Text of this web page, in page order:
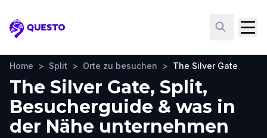
Questo
Home > Split > Orte zu besuchen > The Silver Gate
The Silver Gate, Split,
Besucherguide & was in
der Nähe unternehmen